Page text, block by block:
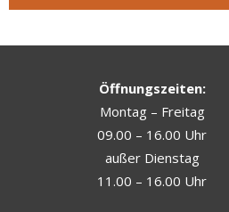
Öffnungszeiten:
Montag – Freitag
09.00 – 16.00 Uhr
außer Dienstag
11.00 – 16.00 Uhr